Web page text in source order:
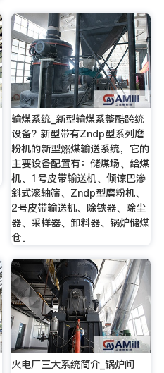
输煤系统_新型输煤系整酷跨统
设备? 新型带有Zndp型系列磨
粉机的新型燃煤输送系统，它的
主要设备配置有：储煤场、给煤
机、1号皮带输送机、倾谅巴渗
斜式滚轴筛、Zndp型磨粉机、
2号皮带输送机、除铁器、除尘
器、采样器、卸料器、锅炉储煤
仓。
火电厂三大系统简介_锅炉间